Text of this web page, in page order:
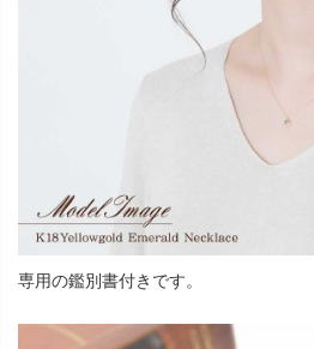
専用の鑑別書付きです。